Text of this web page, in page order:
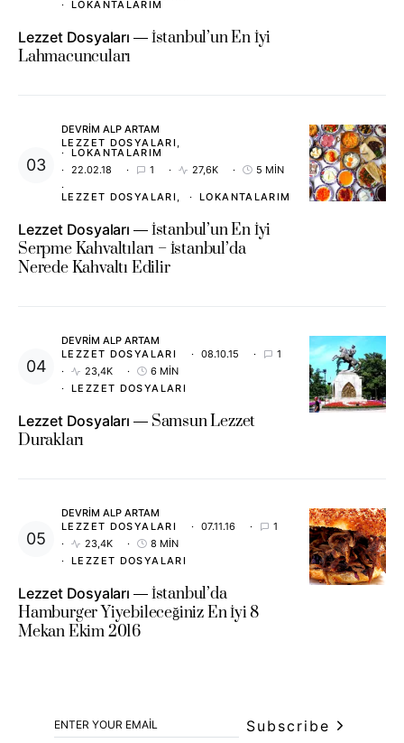
LOKANTALARIM
Lezzet Dosyaları
İstanbul’un En İyi
Lahmacuncuları
DEVRIM ALP ARTAM
LEZZET DOSYALARI
LOKANTALARIM
22.02.18
1 27,6K 5 MIN
LEZZET DOSYALARI LOKANTALARIM
Lezzet Dosyaları
İstanbul’un En İyi
Serpme Kahvaltıları – İstanbul’da
Nerede Kahvaltı Edilir
DEVRIM ALP ARTAM
LEZZET DOSYALARI
08.10.15
1
23,4K
6 MIN
LEZZET DOSYALARI
Lezzet Dosyaları
Samsun Lezzet
Durakları
DEVRIM ALP ARTAM
LEZZET DOSYALARI
07.11.16
1
23,4K
8 MIN
LEZZET DOSYALARI
Lezzet Dosyaları
İstanbul’da
Hamburger Yiyebileceğiniz En İyi 8
Mekan Ekim 2016
Subscribe